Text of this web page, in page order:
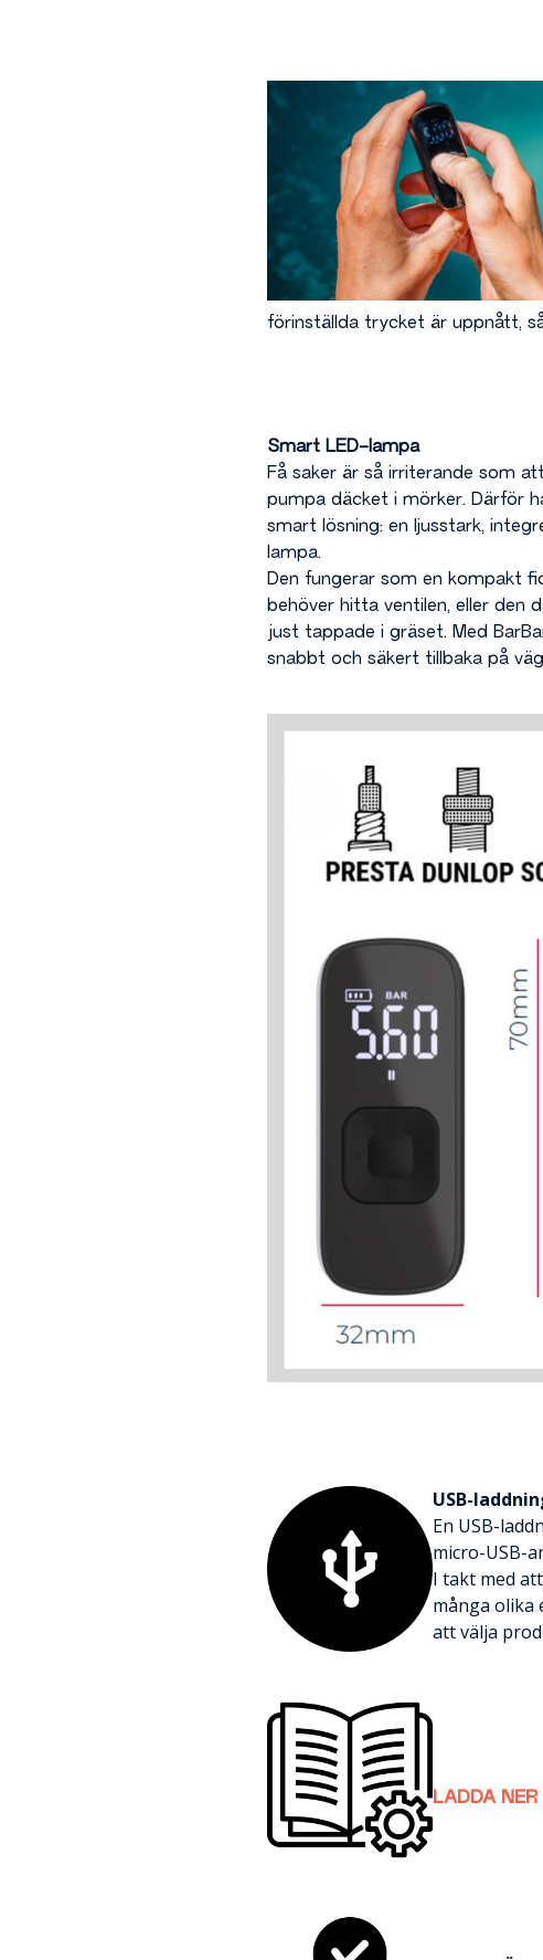
förinställda trycket är uppnått,
Smart LED-lampa
Få saker är så irriterande som
pumpa däcket i mörker. Därför
smart lösning: en ljusstark,
lampa.
Den fungerar som en kompakt
behöver hitta ventilen, eller den
just tappade i gräset. Med
snabbt och säkert tillbaka på
USB-
En USB-
micro-USB-
I takt med
många olika
att välja
LADDA